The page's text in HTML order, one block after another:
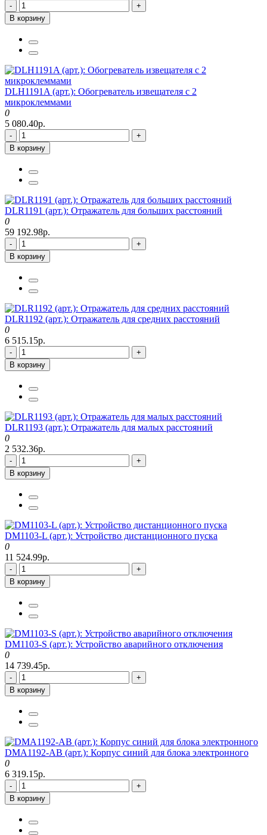
-
+
В корзину
DLH1191A (арт.): Обогреватель извещателя с 2
микроклеммами
0
5 080.40р.
-
+
В корзину
DLR1191 (арт.): Отражатель для больших расстояний
0
59 192.98р.
-
+
В корзину
DLR1192 (арт.): Отражатель для средних расстояний
0
6 515.15р.
-
+
В корзину
DLR1193 (арт.): Отражатель для малых расстояний
0
2 532.36р.
-
+
В корзину
DM1103-L (арт.): Устройство дистанционного пуска
0
11 524.99р.
-
+
В корзину
DM1103-S (арт.): Устройство аварийного отключения
0
14 739.45р.
-
+
В корзину
DMA1192-AB (арт.): Корпус синий для блока электронного
0
6 319.15р.
-
+
В корзину